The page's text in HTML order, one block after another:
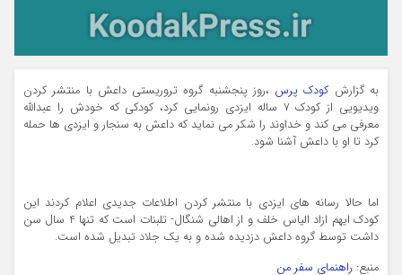
به گزارشکودک پرس ،روز پنجشنبه گروه تروریستی داعش با منتشر کردن
ویدیویی از کودک ۷ ساله ایزدی رونمایی کرد، کودکی که خودش را عبدالله
معرفی می کند و خداوند را شکر می نماید که داعش به سنجار و ایزدی ها حمله
کرد تا او با داعش آشنا شود.
اما حالا رسانه های ایزدی با منتشر کردن اطلاعات جدیدی اعلام کردند این
کودک ایهم ازاد الیاس خلف و از اهالی شنگال- تلبنات است که تنها 4 سال سن
داشت توسط گروه داعش دزدیده شده و به یک جلاد تبدیل شده است.
منبع: راهنمای سفر من